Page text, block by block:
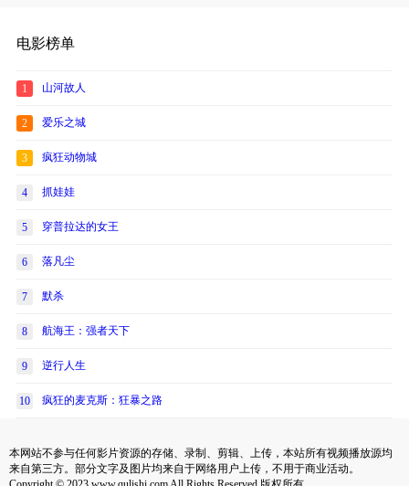
电影榜单
1 山河故人
2 爱乐之城
3 疯狂动物城
4 抓娃娃
5 穿普拉达的女王
6 落凡尘
7 默杀
8 航海王：强者天下
9 逆行人生
10 疯狂的麦克斯：狂暴之路
本网站不参与任何影片资源的存储、录制、剪辑、上传，本站所有视频播放源均
来自第三方。部分文字及图片均来自于网络用户上传，不用于商业活动。